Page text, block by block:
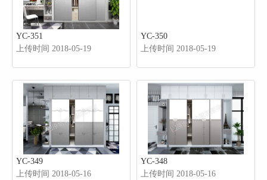
YC-351
上传时间 2018-05-19
YC-350
上传时间 2018-05-19
YC-349
上传时间 2018-05-16
YC-348
上传时间 2018-05-16